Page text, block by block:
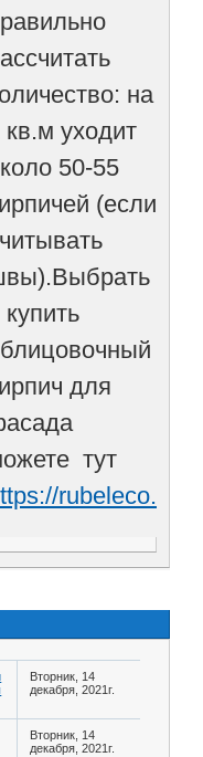
на
кв.м уходит
50-55
(если
купить
для
тут
rubeleco.ru/
Вторник, 14
декабря, 2021г.
Вторник, 14
декабря, 2021г.